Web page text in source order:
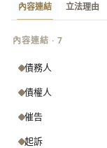
內容連結 立法理由
內容連結 · 7
債務人
債權人
催告
起訴